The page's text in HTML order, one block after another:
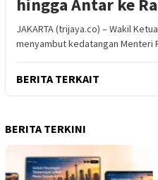
hingga Antar ke
JAKARTA (trijaya.co) – Wakil
menyambut kedatangan Menteri
BERITA TERKAIT
BERITA TERKINI